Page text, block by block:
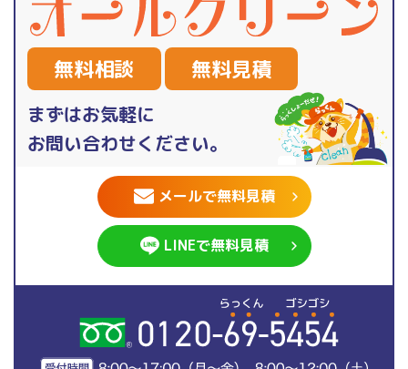
無料相談 無料見積
まずはお気軽に
お問い合わせください。
メールで無料見積
LINEで無料見積